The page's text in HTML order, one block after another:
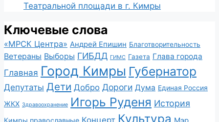
Театральной площади в г. Кимры
Ключевые слова
«МРСК Центра» Андрей Епишин Благотворительность
Ветераны Выборы ГИБДД ГИМС Газета Глава города
Главная Город Кимры Губернатор
Депутаты Дети Добро Дороги Дума Единая Россия
ЖКХ Здравоохранение Игорь Руденя История
Культура